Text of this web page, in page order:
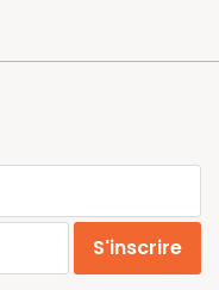
S'inscrire